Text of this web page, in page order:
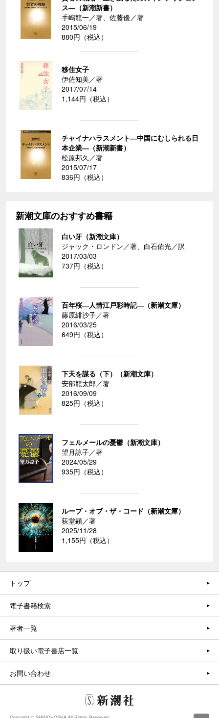
ス―（新潮新書）
手嶋龍一／著、佐藤優／著
2015/06/19
880円（税込）
移住女子
伊佐知美／著
2017/07/14
1,144円（税込）
チャイナハラスメント―中国にむしられる日
本企業―（新潮新書）
松原邦久／著
2015/07/17
836円（税込）
新潮文庫のおすすめ書籍
白い牙（新潮文庫）
ジャック・ロンドン／著、白石佑光／訳
2017/03/03
737円（税込）
百年桜―人情江戸彩時記―（新潮文庫）
藤原緋沙子／著
2016/03/25
649円（税込）
下天を謀る（下）（新潮文庫）
安部龍太郎／著
2016/09/09
825円（税込）
フェルメールの憂鬱（新潮文庫）
望月諒子／著
2024/05/29
935円（税込）
ループ・オブ・ザ・コード（新潮文庫）
荻堂顕／著
2025/11/28
1,155円（税込）
トップ
電子書籍検索
著者一覧
取り扱い電子書店一覧
お問い合わせ